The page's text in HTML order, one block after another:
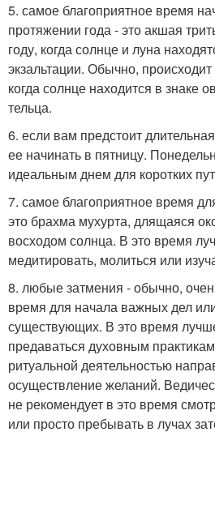
5. самое благоприятное время
протяжении года - это акшая
году, когда солнце и луна
экзальтации. Обычно,
когда солнце находится в знаке
тельца.
6. если вам предстоит
ее начинать в пятницу.
идеальным днем для коротких
7. самое благоприятное время
это брахма мухурта, длящаяся
восходом солнца. В это время
медитировать, молиться или
8. любые затмения - обычно,
время для начала важных дел
существующих. В это время
предаваться духовным
ритуальной деятельностью
осуществление желаний.
не рекомендует в это время
или просто пребывать в лучах